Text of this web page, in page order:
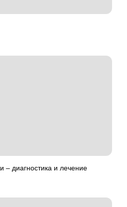
– диагностика и лечение